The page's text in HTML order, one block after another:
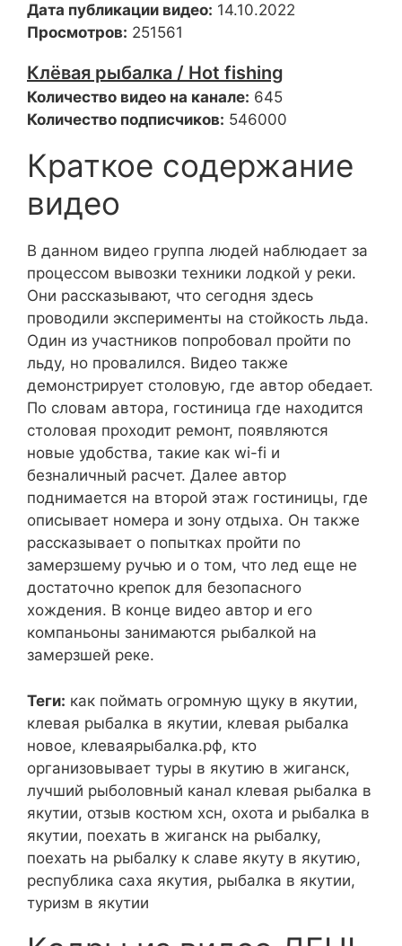
Дата публикации видео: 14.10.2022
Просмотров: 251561
Клёвая рыбалка / Hot fishing
Количество видео на канале: 645
Количество подписчиков: 546000
Краткое содержание
видео
В данном видео группа людей наблюдает за
процессом вывозки техники лодкой у реки.
Они рассказывают, что сегодня здесь
проводили эксперименты на стойкость льда.
Один из участников попробовал пройти по
льду, но провалился. Видео также
демонстрирует столовую, где автор обедает.
По словам автора, гостиница где находится
столовая проходит ремонт, появляются
новые удобства, такие как wi-fi и
безналичный расчет. Далее автор
поднимается на второй этаж гостиницы, где
описывает номера и зону отдыха. Он также
рассказывает о попытках пройти по
замерзшему ручью и о том, что лед еще не
достаточно крепок для безопасного
хождения. В конце видео автор и его
компаньоны занимаются рыбалкой на
замерзшей реке.
Теги: как поймать огромную щуку в якутии,
клевая рыбалка в якутии, клевая рыбалка
новое, клеваярыбалка.рф, кто
организовывает туры в якутию в жиганск,
лучший рыболовный канал клевая рыбалка в
якутии, отзыв костюм хсн, охота и рыбалка в
якутии, поехать в жиганск на рыбалку,
поехать на рыбалку к славе якуту в якутию,
республика саха якутия, рыбалка в якутии,
туризм в якутии